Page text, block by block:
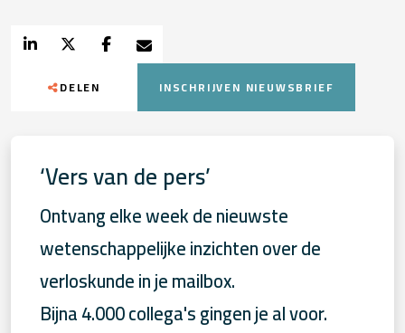
DELEN INSCHRIJVEN NIEUWSBRIEF
‘Vers van de pers’
Ontvang elke week de nieuwste
wetenschappelijke inzichten over de
verloskunde in je mailbox.
Bijna 4.000 collega's gingen je al voor.